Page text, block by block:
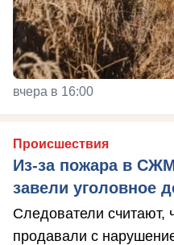
вчера в 16:00
Происшествия
Из-за пожара в
завели уголовное
Следователи считают,
продавали с